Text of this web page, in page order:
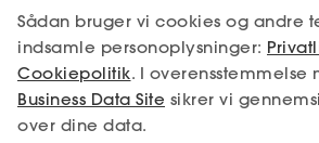
Få svar
Fordele
Studerende
anvendelse, beskattes de af
eller, når der er tale om en
gulpladebil, af antal private
Derimod bliver virksomheden
økonomisk belastet i
Sådan bruger vi cookies og andre
indsamle personoplysninger:
Cookiepolitik. I overensstemmelse
Business Data Site sikrer vi
over dine data.